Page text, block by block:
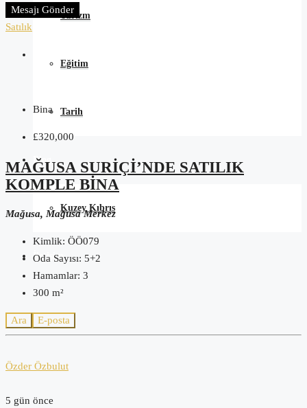
Turizm
Eğitim
Tarih
Blog
Kuzey Kıbrıs
İletişim
Mesajı Gönder
Satılık
Bina
£320,000
MAĞUSA SURIÇI’NDE SATILIK
KOMPLE BINA
Mağusa, Mağusa Merkez
Kimlik: ÖÖ079
Oda Sayısı: 5+2
Hamamlar: 3
300 m²
Ara E-posta
Özder Özbulut
5 gün önce